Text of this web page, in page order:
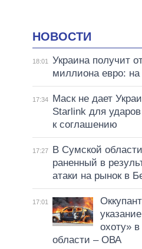
НОВОСТИ
18:01
Украина получит
миллиона евро: на
17:34
Маск не дает
Starlink для
к соглашению
17:27
В Сумской
раненный в
атаки на рынок в
17:01
охоту»
области – ОВА